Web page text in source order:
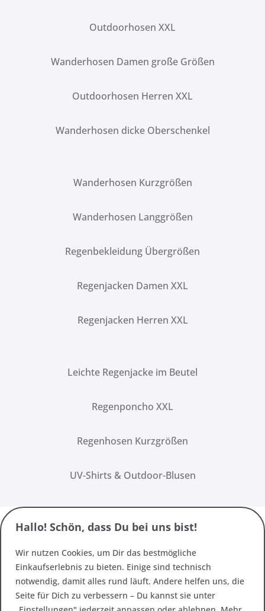
Outdoorhosen XXL
Wanderhosen Damen große Größen
Outdoorhosen Herren XXL
Wanderhosen dicke Oberschenkel
Wanderhosen Kurzgrößen
Wanderhosen Langgrößen
Regenbekleidung Übergrößen
Regenjacken Damen XXL
Regenjacken Herren XXL
Leichte Regenjacke im Beutel
Regenponcho XXL
Regenhosen Kurzgrößen
UV-Shirts & Outdoor-Blusen
Hallo! Schön, dass Du bei uns bist!
Wir nutzen Cookies, um Dir das bestmögliche
Einkaufserlebnis zu bieten. Einige sind technisch
notwendig, damit alles rund läuft. Andere helfen uns, die
Seite für Dich zu verbessern – Du kannst sie unter